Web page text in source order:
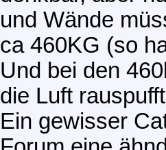
und Wände
ca 460KG (so
Und bei den
die Luft
Ein gewisser